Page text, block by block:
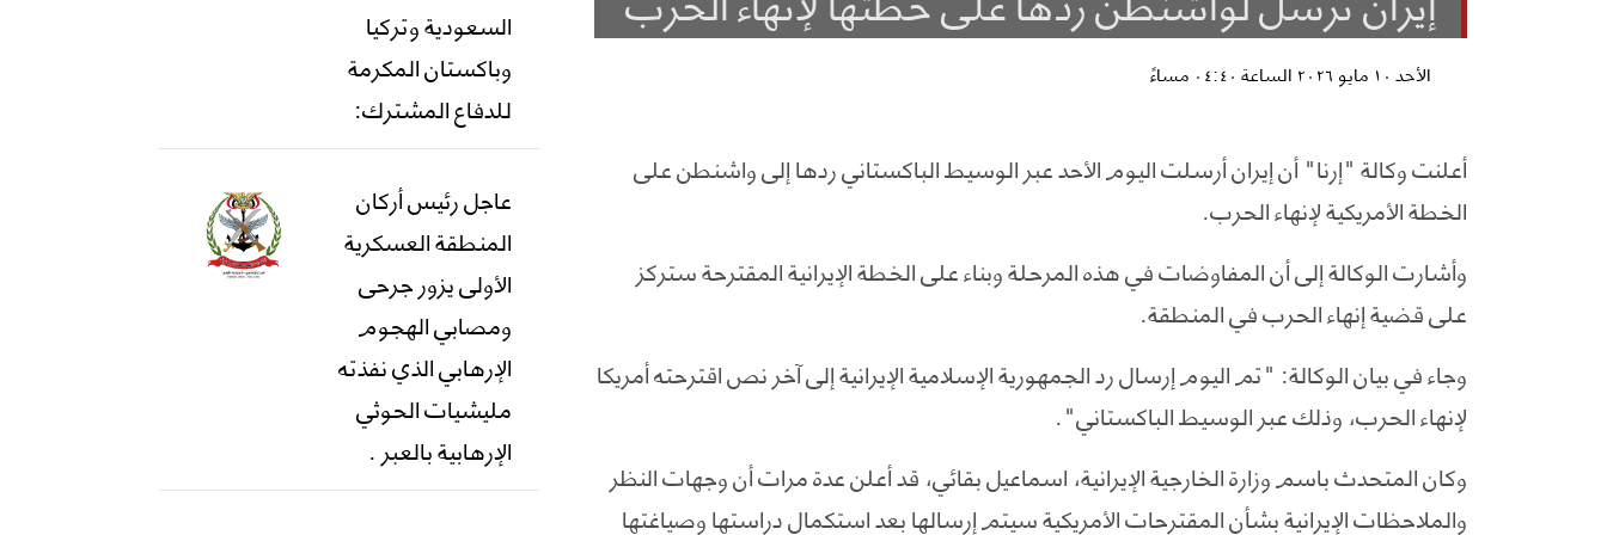
الأحد ١٠ مايو ٢٠٢٦ الساعة ٠٤:٤٠ مساءً
أعلنت وكالة "إرنا" أن إيران أرسلت اليوم الأحد عبر الوسيط الباكستاني ردها إلى واشنطن على
الخطة الأمريكية لإنهاء الحرب.
وأشارت الوكالة إلى أن المفاوضات في هذه المرحلة وبناء على الخطة الإيرانية المقترحة ستركز
على قضية إنهاء الحرب في المنطقة.
وجاء في بيان الوكالة: "تم اليوم إرسال رد الجمهورية الإسلامية الإيرانية إلى آخر نص اقترحته أمريكا
لإنهاء الحرب، وذلك عبر الوسيط الباكستاني".
وكان المتحدث باسم وزارة الخارجية الإيرانية، اسماعيل بقائي، قد أعلن عدة مرات أن وجهات النظر
والملاحظات الإيرانية بشأن المقترحات الأمريكية سيتم إرسالها بعد استكمال دراستها وصياغتها
السعودية وتركيا
وباكستان المكرمة
للدفاع المشترك:
عاجل رئيس أركان
المنطقة العسكرية
الأولى يزور جرحى
ومصابي الهجوم
الإرهابي الذي نفذته
مليشيات الحوثي
الإرهابية بالعبر .